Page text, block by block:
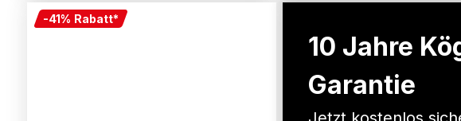
-41% Rabatt*
10 Jahre
Garantie